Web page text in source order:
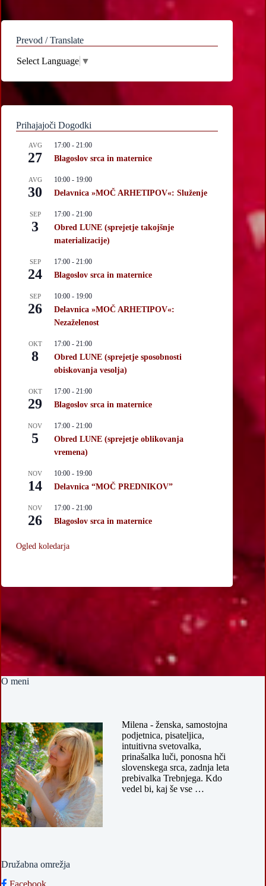
Prevod / Translate
Select Language ▼
Prihajajoči Dogodki
AVG
27
17:00 - 21:00
Blagoslov srca in maternice
AVG
30
10:00 - 19:00
Delavnica »MOČ ARHETIPOV«: Služenje
SEP
3
17:00 - 21:00
Obred LUNE (sprejetje takojšnje
materializacije)
SEP
24
17:00 - 21:00
Blagoslov srca in maternice
SEP
26
10:00 - 19:00
Delavnica »MOČ ARHETIPOV«:
Nezaželenost
OKT
8
17:00 - 21:00
Obred LUNE (sprejetje sposobnosti
obiskovanja vesolja)
OKT
29
17:00 - 21:00
Blagoslov srca in maternice
NOV
5
17:00 - 21:00
Obred LUNE (sprejetje oblikovanja
vremena)
NOV
14
10:00 - 19:00
Delavnica “MOČ PREDNIKOV”
NOV
26
17:00 - 21:00
Blagoslov srca in maternice
Ogled koledarja
O meni
Milena - ženska, samostojna
podjetnica, pisateljica,
intuitivna svetovalka,
prinašalka luči, ponosna hči
slovenskega srca, zadnja leta
prebivalka Trebnjega. Kdo
vedel bi, kaj še vse …
Družabna omrežja